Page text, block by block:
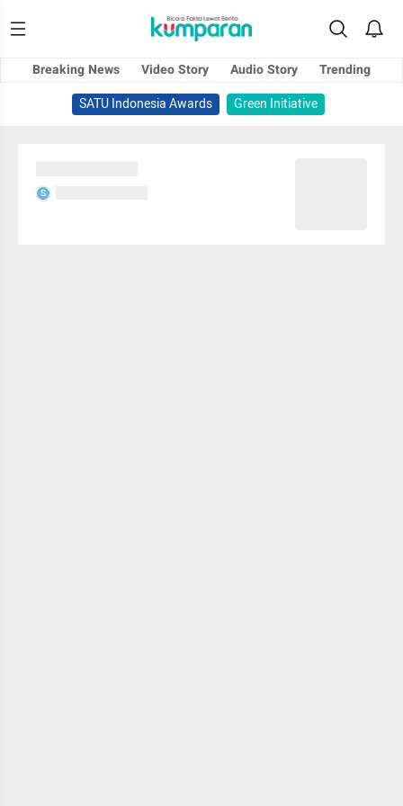
Breaking News Video Story Audio Story
Trending
SATU Indonesia Awards
Green Initiative
S